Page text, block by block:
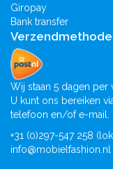
Giropay
Bank transfer
Wij staan 5 dagen per
U kunt ons bereiken
telefoon en/of e-mail.
+31 (0)297-547 258
info@mobielfashion.nl